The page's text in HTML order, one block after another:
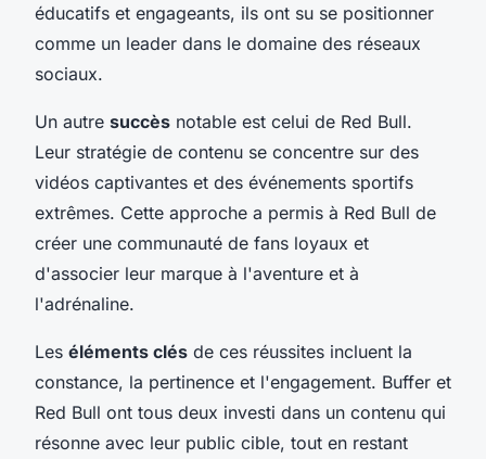
éducatifs et engageants, ils ont su se positionner
comme un leader dans le domaine des réseaux
sociaux.
Un autre succès notable est celui de Red Bull.
Leur stratégie de contenu se concentre sur des
vidéos captivantes et des événements sportifs
extrêmes. Cette approche a permis à Red Bull de
créer une communauté de fans loyaux et
d'associer leur marque à l'aventure et à
l'adrénaline.
Les éléments clés de ces réussites incluent la
constance, la pertinence et l'engagement. Buffer et
Red Bull ont tous deux investi dans un contenu qui
résonne avec leur public cible, tout en restant